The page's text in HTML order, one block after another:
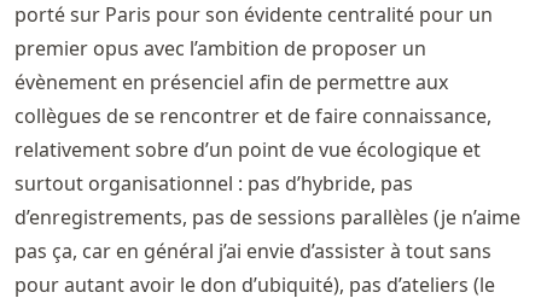
porté sur Paris pour son évidente centralité pour un
premier opus avec l’ambition de proposer un
évènement en présenciel afin de permettre aux
collègues de se rencontrer et de faire connaissance,
relativement sobre d’un point de vue écologique et
surtout organisationnel : pas d’hybride, pas
d’enregistrements, pas de sessions parallèles (je n’aime
pas ça, car en général j’ai envie d’assister à tout sans
pour autant avoir le don d’ubiquité), pas d’ateliers (le